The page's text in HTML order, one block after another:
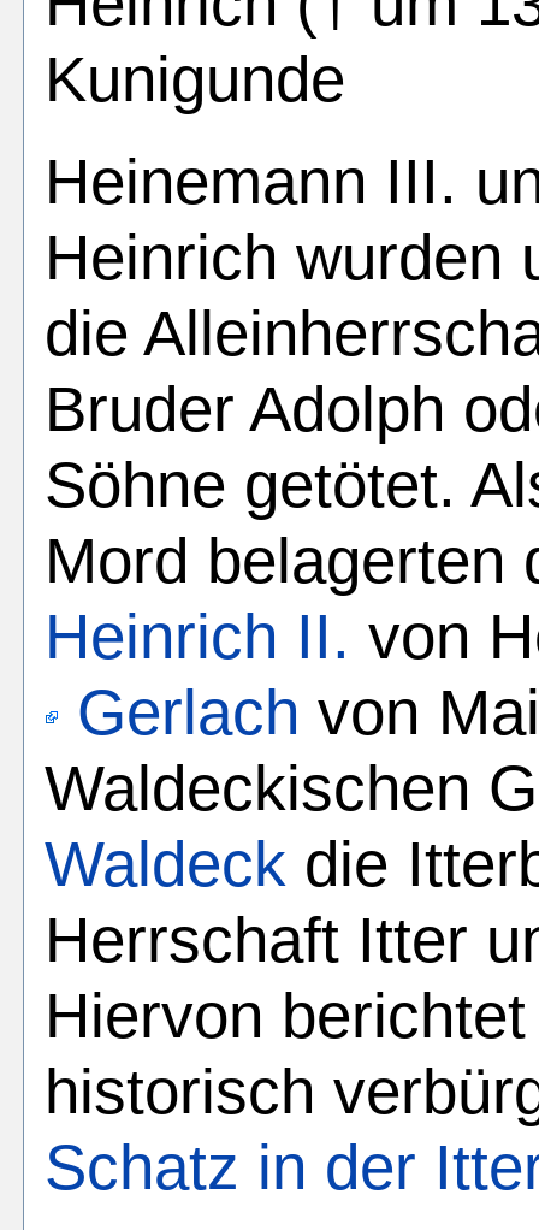
Kunigunde
Heinemann III.
Heinrich wurden
die
Bruder Adolph
Söhne getötet.
Mord
Heinrich II. von
Gerlach von
Waldeckischen
Waldeck die
Herrschaft Itter
Hiervon
historisch
Schatz in der